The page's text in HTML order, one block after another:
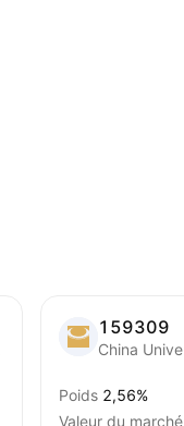
159309
Poids 2,56%
Valeur du marché